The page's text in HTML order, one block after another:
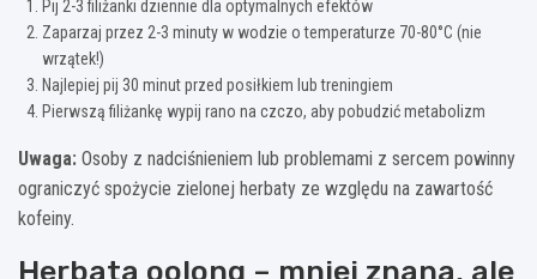
Pij 2-3 filiżanki dziennie dla optymalnych efektów
Zaparzaj przez 2-3 minuty w wodzie o temperaturze 70-80°C (nie
wrzątek!)
Najlepiej pij 30 minut przed posiłkiem lub treningiem
Pierwszą filiżankę wypij rano na czczo, aby pobudzić metabolizm
Uwaga: Osoby z nadciśnieniem lub problemami z sercem powinny
ograniczyć spożycie zielonej herbaty ze względu na zawartość
kofeiny.
Herbata oolong – mniej znana, ale